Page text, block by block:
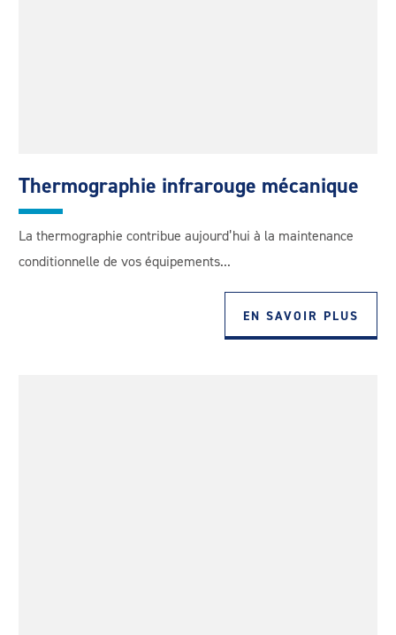
Thermographie infrarouge mécanique
La thermographie contribue aujourd’hui à la maintenance
conditionnelle de vos équipements...
EN SAVOIR PLUS